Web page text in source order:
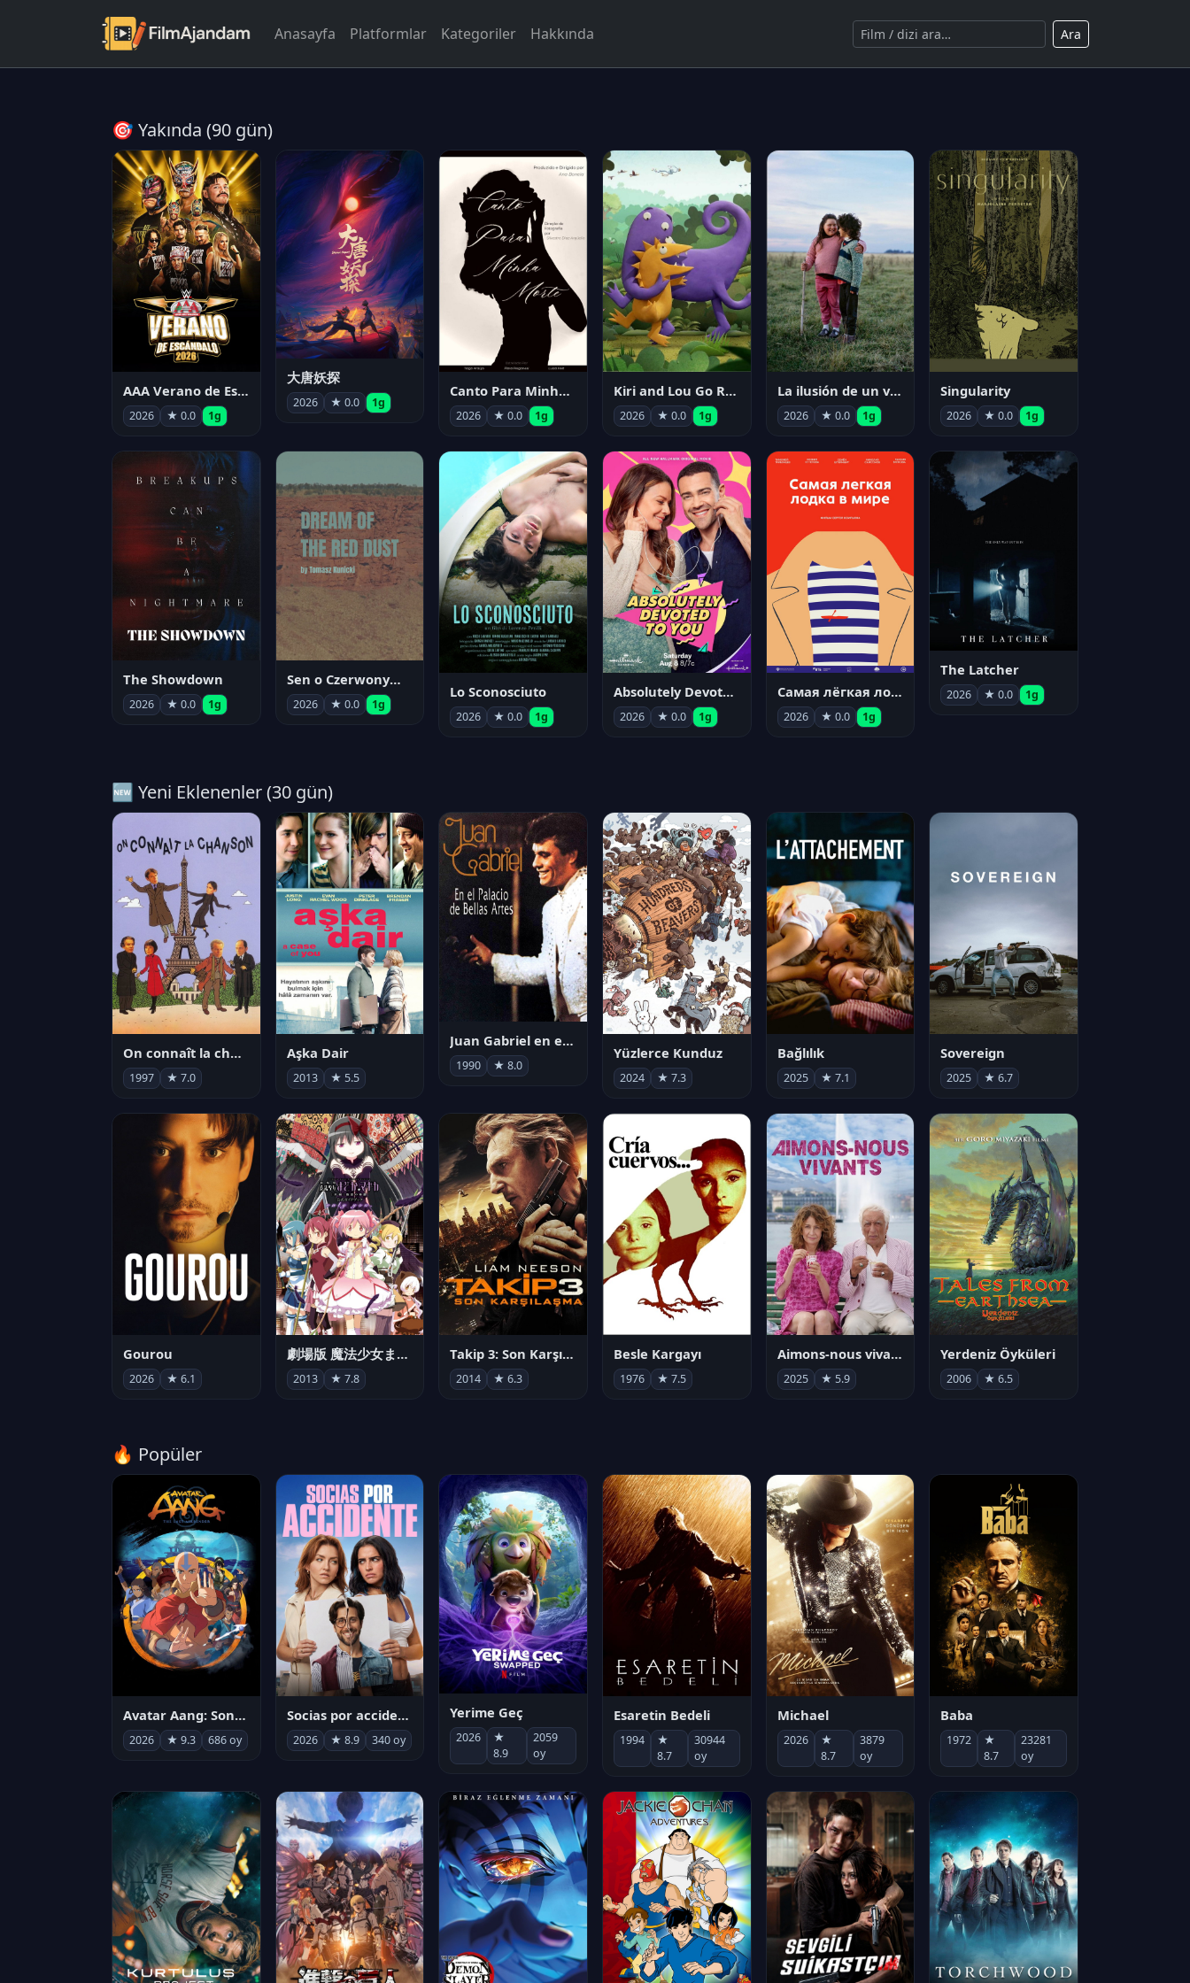
Anasayfa Platformlar Kategoriler Hakkında Ara
🎯 Yakında (90 gün)
AAA Verano de Escándalo 2026 - Week 3
2026 ★ 0.0 1g
大唐妖探
2026 ★ 0.0 1g
Canto Para Minha Morte
2026 ★ 0.0 1g
Kiri and Lou Go Raaa!
2026 ★ 0.0 1g
La ilusión de un verano sin fin
2026 ★ 0.0 1g
Singularity
2026 ★ 0.0 1g
The Showdown
2026 ★ 0.0 1g
Sen o Czerwonym Pyle
2026 ★ 0.0 1g
Lo Sconosciuto
2026 ★ 0.0 1g
Absolutely Devoted to You
2026 ★ 0.0 1g
Самая лёгкая лодка в мире
2026 ★ 0.0 1g
The Latcher
2026 ★ 0.0 1g
🆕 Yeni Eklenenler (30 gün)
On connaît la chanson
1997 ★ 7.0
Aşka Dair
2013 ★ 5.5
Juan Gabriel en el Palacio de Bellas Artes
1990 ★ 8.0
Yüzlerce Kunduz
2024 ★ 7.3
Bağlılık
2025 ★ 7.1
Sovereign
2025 ★ 6.7
Gourou
2026 ★ 6.1
劇場版 魔法少女まどか☆マギカ[新編]叛逆の物語
2013 ★ 7.8
Takip 3: Son Karşılaşma
2014 ★ 6.3
Besle Kargayı
1976 ★ 7.5
Aimons-nous vivants
2025 ★ 5.9
Yerdeniz Öyküleri
2006 ★ 6.5
🔥 Popüler
Avatar Aang: Son Havabükücü
2026 ★ 9.3 686 oy
Socias por accidente
2026 ★ 8.9 340 oy
Yerime Geç
2026
★
8.9
2059
oy
Esaretin Bedeli
1994
★
8.7
30944
oy
Michael
2026
★
8.7
3879
oy
Baba
1972
★
8.7
23281
oy